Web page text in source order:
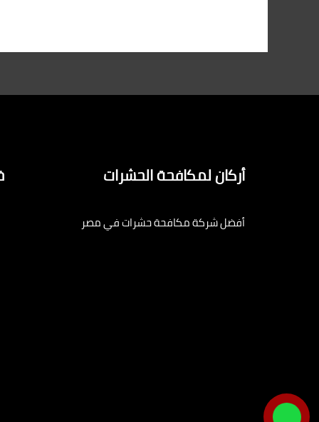
أركان لمكافحة الحشرات
أفضل شركة مكافحة حشرات في مصر